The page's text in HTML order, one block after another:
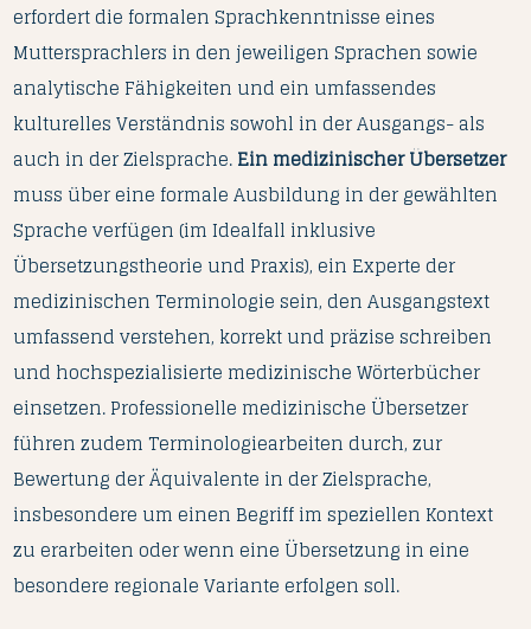
erfordert die formalen Sprachkenntnisse eines
Muttersprachlers in den jeweiligen Sprachen sowie
analytische Fähigkeiten und ein umfassendes
kulturelles Verständnis sowohl in der Ausgangs- als
auch in der Zielsprache.Ein medizinischer Übersetzer
muss über eine formale Ausbildung in der gewählten
Sprache verfügen (im Idealfall inklusive
Übersetzungstheorie und Praxis), ein Experte der
medizinischen Terminologie sein, den Ausgangstext
umfassend verstehen, korrekt und präzise schreiben
und hochspezialisierte medizinische Wörterbücher
einsetzen. Professionelle medizinische Übersetzer
führen zudem Terminologiearbeiten durch, zur
Bewertung der Äquivalente in der Zielsprache,
insbesondere um einen Begriff im speziellen Kontext
zu erarbeiten oder wenn eine Übersetzung in eine
besondere regionale Variante erfolgen soll.